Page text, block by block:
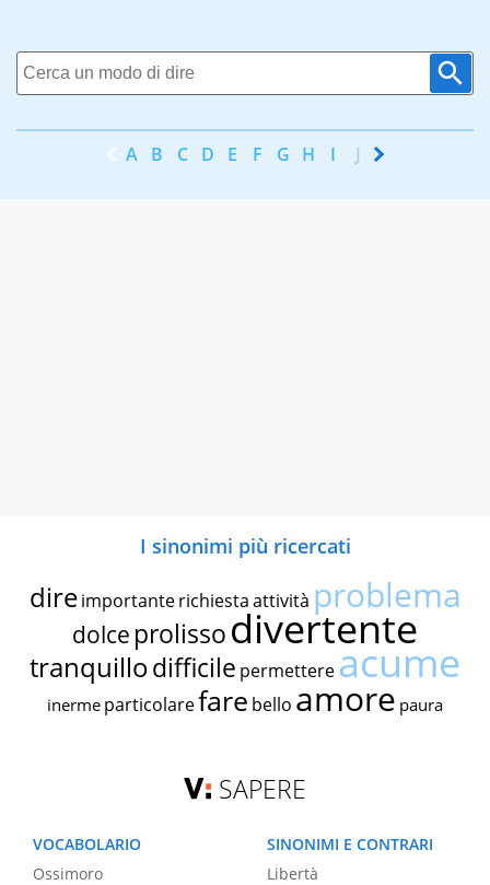
A B C D E F G H I J K
I sinonimi più ricercati
dire importante richiestaattività problema
dolce prolissodivertente
tranquillodifficile permettereacume
inerme particolarefare bello amore paura
SAPERE
VOCABOLARIO
Ossimoro
SINONIMI E CONTRARI
Libertà